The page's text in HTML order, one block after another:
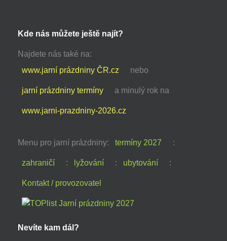
Kde nás můžete ještě najít?
Najdete nás také na:
www.jarní prázdniny ČR.cz
nebo
jarní prázdniny termíny a minulý rok na
www.jarni-prazdniny-2026.cz
Menu pro jarní prázdniny: termíny 2027 :
zahraničí : lyžování : ubytování :
Kontakt / provozovatel
Nevíte kam dál?